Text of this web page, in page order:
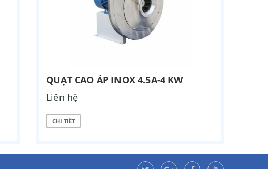
QUẠT CAO ÁP INOX 4.5A-4 KW
Liên hệ
CHI TIẾT